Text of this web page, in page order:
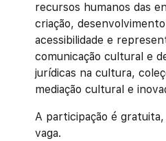
recursos humanos das
criação,
acessibilidade e
comunicação cultural e
jurídicas na cultura,
mediação cultural e
A participação é
vaga.